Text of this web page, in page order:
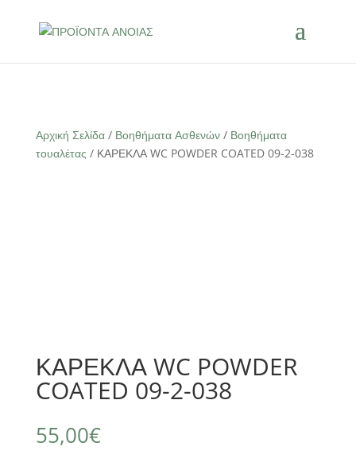
Αρχική Σελίδα/ Βοηθήματα Ασθενών/ Βοηθήματα
τουαλέτας / ΚΑΡΕΚΛΑ WC POWDER COATED 09-2-038
ΚΑΡΕΚΛΑ WC POWDER
COATED 09-2-038
55,00€